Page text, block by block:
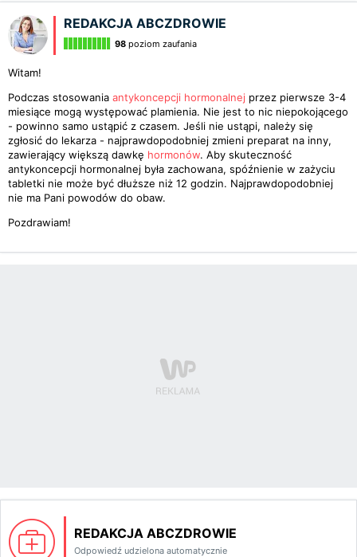
REDAKCJA ABCZDROWIE
98 poziom zaufania
Witam!
Podczas stosowania antykoncepcji hormonalnej przez pierwsze 3-4
miesiące mogą występować plamienia. Nie jest to nic niepokojącego
- powinno samo ustąpić z czasem. Jeśli nie ustąpi, należy się
zgłosić do lekarza - najprawdopodobniej zmieni preparat na inny,
zawierający większą dawkę hormonów. Aby skuteczność
antykoncepcji hormonalnej była zachowana, spóźnienie w zażyciu
tabletki nie może być dłuższe niż 12 godzin. Najprawdopodobniej
nie ma Pani powodów do obaw.
Pozdrawiam!
REDAKCJA ABCZDROWIE
Odpowiedź udzielona automatycznie